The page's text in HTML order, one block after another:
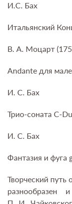
И.С. Бах
Итальянский
В. А. Моцарт
Andante для
И. С. Бах
Трио-соната C-
И. С. Бах
Фантазия и фуга
Творческий